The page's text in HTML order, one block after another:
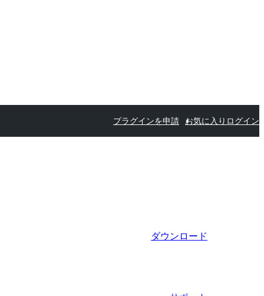
プラグインを申請 お気に入り ログイン
ダウンロード